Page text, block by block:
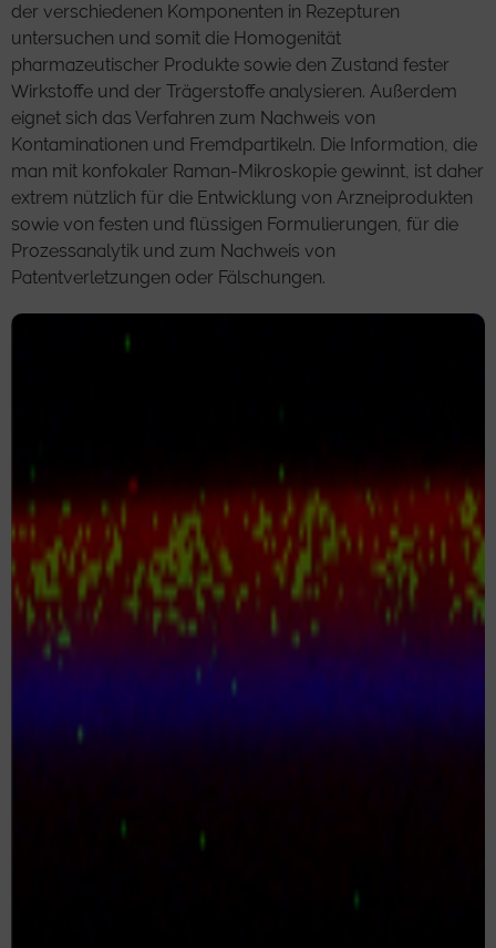
der verschiedenen Komponenten in Rezepturen
untersuchen und somit die Homogenität
pharmazeutischer Produkte sowie den Zustand fester
Wirkstoffe und der Trägerstoffe analysieren. Außerdem
eignet sich das Verfahren zum Nachweis von
Kontaminationen und Fremdpartikeln. Die Information, die
man mit konfokaler Raman-Mikroskopie gewinnt, ist daher
extrem nützlich für die Entwicklung von Arzneiprodukten
sowie von festen und flüssigen Formulierungen, für die
Prozessanalytik und zum Nachweis von
Patentverletzungen oder Fälschungen.